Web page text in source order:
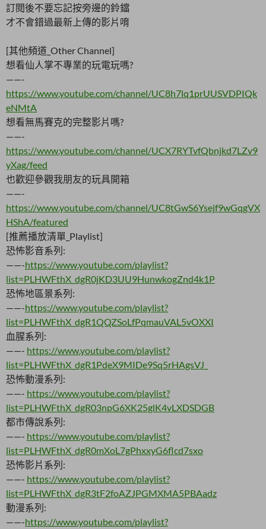
訂閱後不要忘記按旁邊的鈴鐺
才不會錯過最新上傳的影片唷
[其他頻道_Other Channel]
想看仙人掌不專業的玩電玩嗎?
——-
https://www.youtube.com/channel/UC8h7lq1prUUSVDPIQk
eNMtA
想看無馬賽克的完整影片嗎?
——-
https://www.youtube.com/channel/UCX7RYTvfQbnjkd7LZv9
yXag/feed
也歡迎參觀我朋友的玩具開箱
——-
https://www.youtube.com/channel/UC8tGwS6Ysejf9wGqgVX
HShA/featured
[推薦播放清單_Playlist]
恐怖影音系列:
——-https://www.youtube.com/playlist?
list=PLHWFthX_dgR0jKD3UU9HunwkogZnd4k1P
恐怖地區景系列:
——-https://www.youtube.com/playlist?
list=PLHWFthX_dgR1QQZSoLfPqmauVAL5vOXXI
血腥系列:
——- https://www.youtube.com/playlist?
list=PLHWFthX_dgR1PdeX9MIDe9Sq5rHAgsVJ_
恐怖動漫系列:
——- https://www.youtube.com/playlist?
list=PLHWFthX_dgR03npG6XK25glK4vLXDSDGB
都市傳說系列:
——- https://www.youtube.com/playlist?
list=PLHWFthX_dgR0mXoL7gPhxxyG6flcd7sxo
恐怖影片系列:
——- https://www.youtube.com/playlist?
list=PLHWFthX_dgR3tF2foAZJPGMXMA5PBAadz
動漫系列:
——-https://www.youtube.com/playlist?